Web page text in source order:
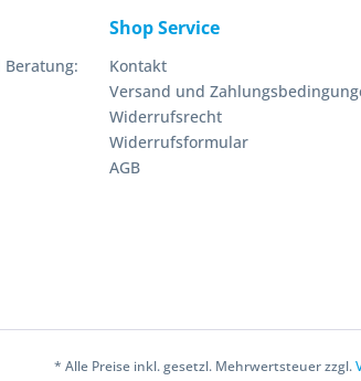
Shop Service
Kontakt
Versand und
Widerrufsrecht
Widerrufsformular
AGB
* Alle Preise inkl. gesetzl. Mehrwertsteuer zzgl.